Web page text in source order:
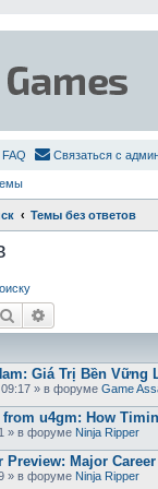
FAQ Связаться с
Темы без ответов
Поиск
Giá Trị Bền
» в форуме Game
from u4gm: How
» в форуме Ninja Ripper
Preview: Major
» в форуме Ninja Ripper